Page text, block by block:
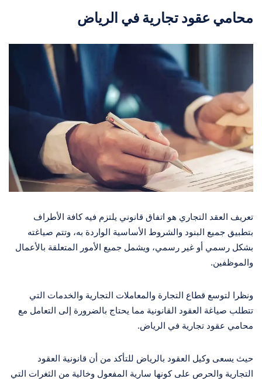
محامي عقود تجارية في الرياض
تعريف العقد التجاري هو اتفاق قانوني يلتزم فيه كافة الأطراف
بتطبيق جميع البنود والشروط الأساسية الواردة به، وتتم صياغته
بشكل رسمي أو غير رسمي، ويشمل جميع الأمور المتعلقة بالأعمال
والموظفين.
ونظرا لتوسع قطاع التجارة والمعاملات التجارية والخدمات التي
تتطلب صياغة العقود القانونية مما يحتاج بالضرورة إلى التعامل مع
محامي عقود تجارية في الرياض.
حيث يسعى وكيل العقود بالرياض للتأكد من أن قانونية العقود
التجارية والحرص على كونها سارية المفعول وخالية من الثغرات التي